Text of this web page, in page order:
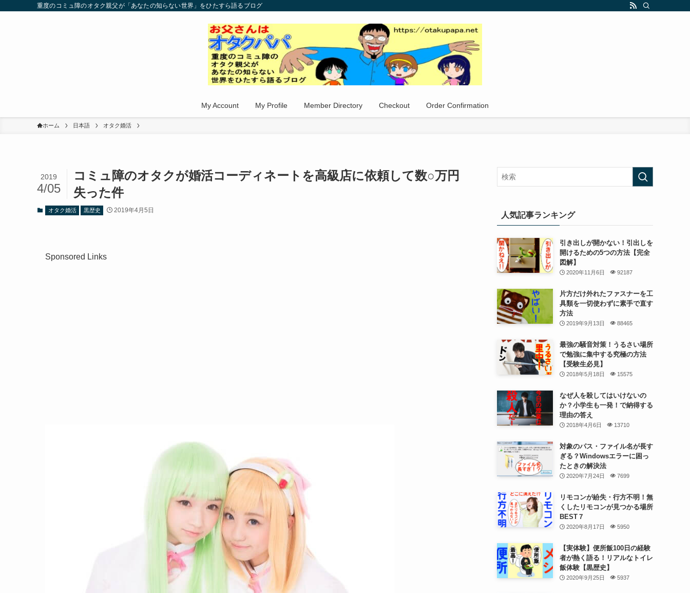
重度のコミュ障のオタク親父が「あなたの知らない世界」をひたすら語るブログ
My Account My Profile Member Directory Checkout Order Confirmation
ホーム 日本語 オタク婚活
コミュ障のオタクが婚活コーディネートを高級店に依頼して数○万円
失った件
2019
4/05
オタク婚活 黒歴史 2019年4月5日
Sponsored Links
人気記事ランキング
引き出しが開かない！引出しを
開けるための5つの方法【完全
図解】
2020年11月6日 92187
片方だけ外れたファスナーを工
具類を一切使わずに素手で直す
方法
2019年9月13日 88465
最強の騒音対策！うるさい場所
で勉強に集中する究極の方法
【受験生必見】
2018年5月18日 15575
なぜ人を殺してはいけないの
か？小学生も一発！で納得する
理由の答え
2018年4月6日 13710
対象のパス・ファイル名が長す
ぎる？Windowsエラーに困っ
たときの解決法
2020年7月24日 7699
リモコンが紛失・行方不明！無
くしたリモコンが見つかる場所
BEST７
2020年8月17日 5950
【実体験】便所飯100日の経験
者が熱く語る！リアルなトイレ
飯体験【黒歴史】
2020年9月25日 5937